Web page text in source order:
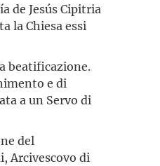
de Jesús Cipitria
la Chiesa essi
beatificazione.
e di
a un Servo di
del
Arcivescovo di